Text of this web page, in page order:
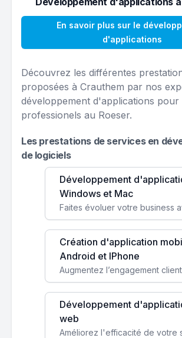
En savoir plus sur le
d'applications
Découvrez les différentes
proposées à Crauthem par nos
développement d'applications pour
professionels au Roeser.
Les prestations de services en
de logiciels
Développement
Windows et Mac
Création d'application
Android et IPhone
Développement
web